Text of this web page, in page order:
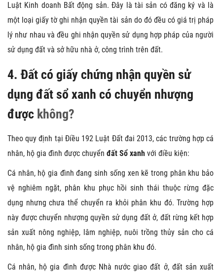
Luật Kinh doanh Bất động sản. Đây là tài sản có đăng ký và là
một loại giấy tờ ghi nhận quyền tài sản do đó đều có giá trị pháp
lý như nhau và đều ghi nhận quyền sử dụng hợp pháp của người
sử dụng đất và sở hữu nhà ở, công trình trên đất.
4. Đất có giấy chứng nhận quyền sử
dụng đất sổ xanh có chuyển nhượng
được không?
Theo quy định tại Điều 192 Luật Đất đai 2013, các trường hợp cá
nhân, hộ gia đình được chuyển đất Sổ xanh với điều kiện:
Cá nhân, hộ gia đình đang sinh sống xen kẽ trong phân khu bảo
vệ nghiêm ngặt, phân khu phục hồi sinh thái thuộc rừng đặc
dụng nhưng chưa thể chuyển ra khỏi phân khu đó. Trường hợp
này được chuyển nhượng quyền sử dụng đất ở, đất rừng kết hợp
sản xuất nông nghiệp, lâm nghiệp, nuôi trồng thủy sản cho cá
nhân, hộ gia đình sinh sống trong phân khu đó.
Cá nhân, hộ gia đình được Nhà nước giao đất ở, đất sản xuất